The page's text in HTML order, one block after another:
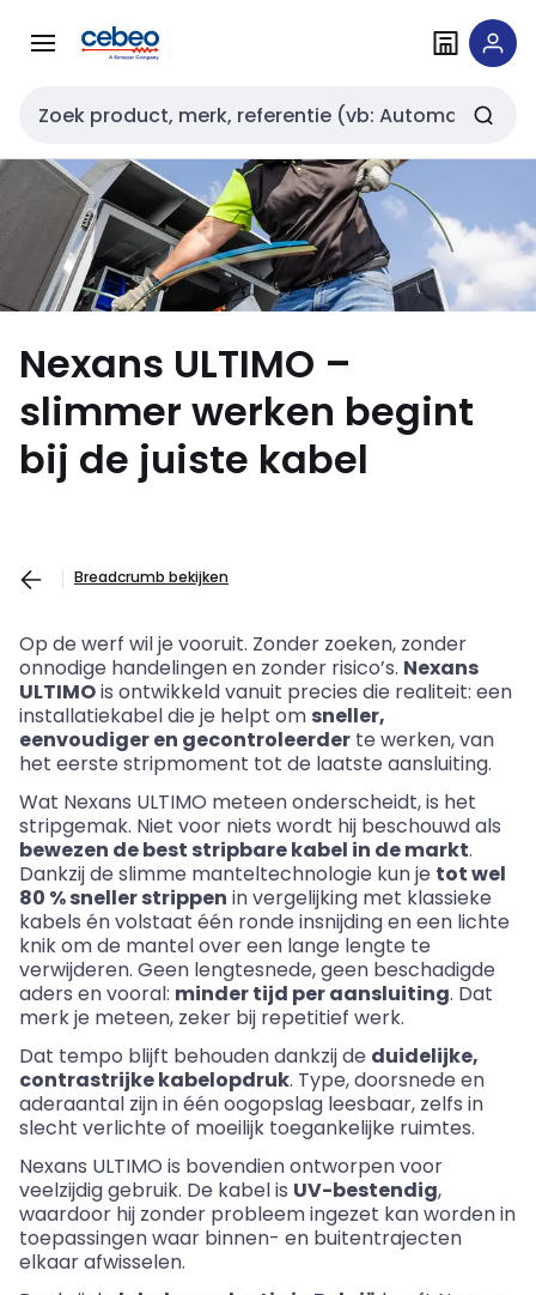
naar
naar
Zoekveld invoer
Nexans ULTIMO –
slimmer werken begint
bij de juiste kabel
Breadcrumb bekijken
Op de werf wil je vooruit. Zonder zoeken, zonder
onnodige handelingen en zonder risico’s. Nexans
ULTIMOis ontwikkeld vanuit precies die realiteit: een
installatiekabel die je helpt om sneller,
eenvoudiger en gecontroleerder te werken, van
het eerste stripmoment tot de laatste aansluiting.
Wat Nexans ULTIMO meteen onderscheidt, is het
stripgemak. Niet voor niets wordt hij beschouwd als
bewezen de best stripbare kabel in de markt.
Dankzij de slimme manteltechnologie kun je tot wel
80 % sneller strippen in vergelijking met klassieke
kabels én volstaat één ronde insnijding en een lichte
knik om de mantel over een lange lengte te
verwijderen. Geen lengtesnede, geen beschadigde
aders en vooral: minder tijd per aansluiting. Dat
merk je meteen, zeker bij repetitief werk.
Dat tempo blijft behouden dankzij de duidelijke,
contrastrijke kabelopdruk. Type, doorsnede en
aderaantal zijn in één oogopslag leesbaar, zelfs in
slecht verlichte of moeilijk toegankelijke ruimtes.
Nexans ULTIMO is bovendien ontworpen voor
veelzijdig gebruik. De kabel is UV-bestendig,
waardoor hij zonder probleem ingezet kan worden in
toepassingen waar binnen- en buitentrajecten
elkaar afwisselen.